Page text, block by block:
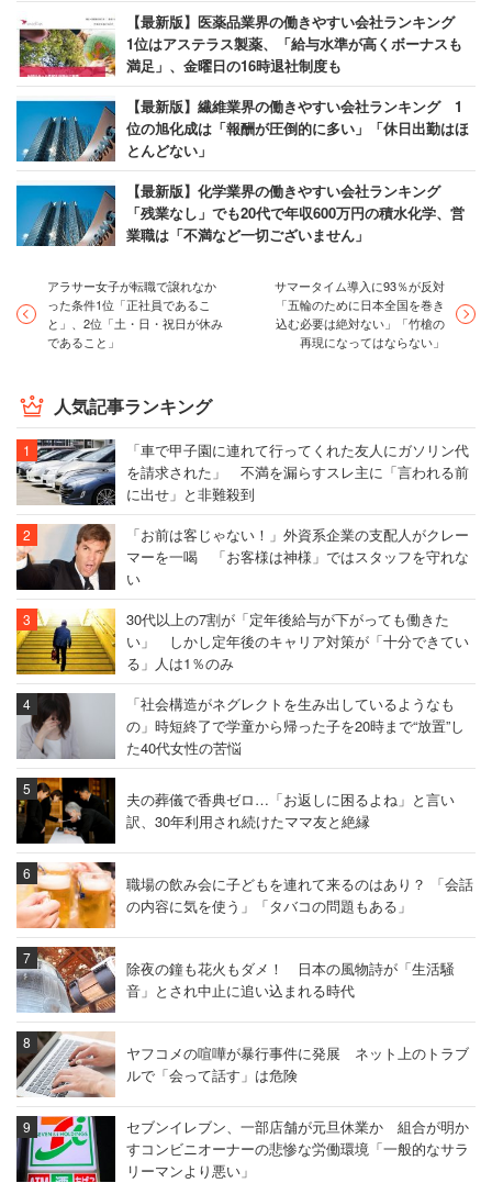
日産「長時間勤務は仕事ができない、または
マネージメントが悪いと評価される」
同4位：日産自動車（3.44点）
～電気自動車（EV）分野に注力～
4位は日産自動車（NISSAN）。ルノー・日産アライアン
業としてダイバーシティを推進し、研修・イベント等を実
施。コアタイムなしのフレックス制度や在宅勤務制度等も
整備している。子育てとの両立支援に積極的な姿勢を見せ
やすさ」に関する口コミも目立つ。
「男女のみならず、外国人も含めて区別なく管理職
に登用していこうというダイバーシティの考え方が
根本にあります。それがあるためか女性の管理職に
ついている人は比較的多く、女性で管理職を目指し
たい方であれば、比較的なりやすい環境にはあると
思います」
（機械設計 40代前半 男性 年収900万円）
「Happy8を推進しておりライフワークバランスを重
視しているため、残業・休日出勤はできるだけ避け
る文化になりつつある（※2015年度に関する投
稿）。また、育児・介護等のための時短勤務制度や
スーパーフレックスの活用など、働き方の多様性を
尊重しており、働きやすい。長時間勤務は仕事がで
きない、またはマネージメントが悪いと評価され
る」
（マーケティング関連職 40代前半 女性 年収1300万
円）
同4位：川崎重工業（3.44点）
～低迷していた船舶海洋事業も回復の兆し～
【最新版】医薬品業界の働きやすい会社ランキング
1位はアステラス製薬、「給与水準が高くボーナスも
満足」、金曜日の16時退社制度も
【最新版】繊維業界の働きやすい会社ランキング 1
位の旭化成は「報酬が圧倒的に多い」「休日出勤はほ
とんどない」
【最新版】化学業界の働きやすい会社ランキング
「残業なし」でも20代で年収600万円の積水化学、営
業職は「不満など一切ございません」
アラサー女子が転職で譲れなか
った条件1位「正社員であるこ
と」、2位「土・日・祝日が休み
であること」
サマータイム導入に93％が反対
「五輪のために日本全国を巻き
込む必要は絶対ない」「竹槍の
再現になってはならない」
人気記事ランキング
「車で甲子園に連れて行ってくれた友人にガソリン代
を請求された」 不満を漏らすスレ主に「言われる前
に出せ」と非難殺到
「お前は客じゃない！」外資系企業の支配人がクレー
マーを一喝 「お客様は神様」ではスタッフを守れな
い
30代以上の7割が「定年後給与が下がっても働きた
い」 しかし定年後のキャリア対策が「十分できてい
る」人は1％のみ
「社会構造がネグレクトを生み出しているようなも
の」時短終了で学童から帰った子を20時まで“放置”し
た40代女性の苦悩
夫の葬儀で香典ゼロ…「お返しに困るよね」と言い
訳、30年利用され続けたママ友と絶縁
職場の飲み会に子どもを連れて来るのはあり？ 「会話
の内容に気を使う」「タバコの問題もある」
除夜の鐘も花火もダメ！ 日本の風物詩が「生活騒
音」とされ中止に追い込まれる時代
ヤフコメの喧嘩が暴行事件に発展 ネット上のトラブ
ルで「会って話す」は危険
セブンイレブン、一部店舗が元旦休業か 組合が明か
すコンビニオーナーの悲惨な労働環境「一般的なサラ
リーマンより悪い」